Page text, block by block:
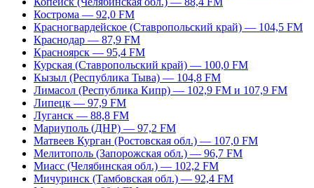
Кострома — 92,0 FM
Красногвардейское (Ставропольский край) — 104,5 FM
Краснодар — 87,9 FM
Красноярск — 95,4 FM
Курская (Ставропольский край) — 100,0 FM
Кызыл (Республика Тыва) — 104,8 FM
Лимасол (Республика Кипр) — 102,9 FM и 107,9 FM
Липецк — 97,9 FM
Луганск — 88,8 FM
Мариуполь (ДНР) — 97,2 FM
Матвеев Курган (Ростовская обл.) — 107,0 FM
Мелитополь (Запорожская обл.) — 96,7 FM
Миасс (Челябинская обл.) — 102,2 FM
Мичуринск (Тамбовская обл.) — 92,4 FM